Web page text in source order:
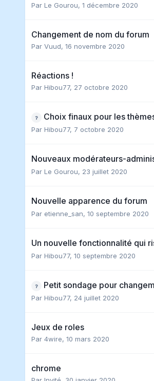
Par Le Gourou, 1 décembre 2020
Changement de nom du forum
Par Vuud, 16 novembre 2020
Réactions !
Par Hibou77, 27 octobre 2020
Choix finaux pour les
Par Hibou77, 7 octobre 2020
Nouveaux modérateurs-
Par Le Gourou, 23 juillet 2020
Nouvelle apparence du forum
Par etienne_san, 10 septembre 2020
Un nouvelle fonctionnalité qui
Par Hibou77, 10 septembre 2020
Petit sondage pour
Par Hibou77, 24 juillet 2020
Jeux de roles
Par 4wire, 10 mars 2020
chrome